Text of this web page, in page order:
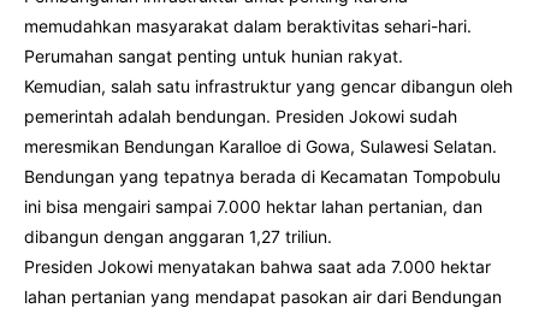
memudahkan masyarakat dalam beraktivitas sehari-hari.
Perumahan sangat penting untuk hunian rakyat.
Kemudian, salah satu infrastruktur yang gencar dibangun oleh
pemerintah adalah bendungan. Presiden Jokowi sudah
meresmikan Bendungan Karalloe di Gowa, Sulawesi Selatan.
Bendungan yang tepatnya berada di Kecamatan Tompobulu
ini bisa mengairi sampai 7.000 hektar lahan pertanian, dan
dibangun dengan anggaran 1,27 triliun.
Presiden Jokowi menyatakan bahwa saat ada 7.000 hektar
lahan pertanian yang mendapat pasokan air dari Bendungan